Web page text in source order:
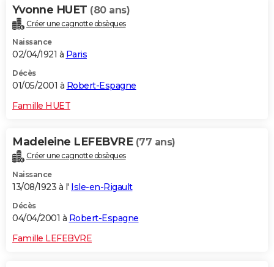
Yvonne HUET (80 ans)
Créer une cagnotte obsèques
Naissance
02/04/1921 à Paris
Décès
01/05/2001 à Robert-Espagne
Famille HUET
Madeleine LEFEBVRE (77 ans)
Créer une cagnotte obsèques
Naissance
13/08/1923 à l' Isle-en-Rigault
Décès
04/04/2001 à Robert-Espagne
Famille LEFEBVRE